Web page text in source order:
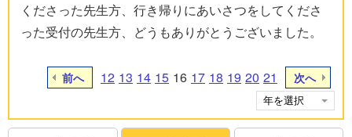
くださった先生方、行き帰りにあいさつをしてくださ
った受付の先生方、どうもありがとうございました。
前へ 12 13 14 15 16 17 18 19 20 21 次へ